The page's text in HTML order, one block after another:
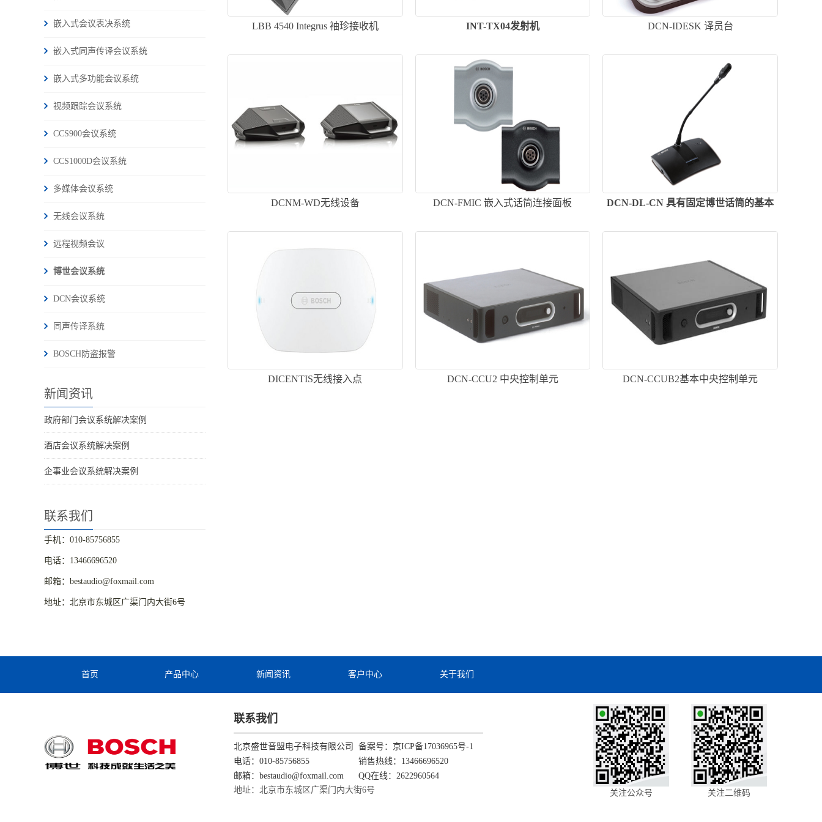
嵌入式会议表决系统
嵌入式同声传译会议系统
嵌入式多功能会议系统
视频跟踪会议系统
CCS900会议系统
CCS1000D会议系统
多媒体会议系统
无线会议系统
远程视频会议
博世会议系统
DCN会议系统
同声传译系统
BOSCH防盗报警
新闻资讯
政府部门会议系统解决案例
酒店会议系统解决案例
企事业会议系统解决案例
联系我们
手机：010-85756855
电话：13466696520
邮箱：bestaudio@foxmail.com
地址：北京市东城区广渠门内大街6号
LBB 4540 Integrus 袖珍接收机 INT-TX04发射机 DCN-IDESK 译员台
DCNM-WD无线设备 DCN-FMIC 嵌入式话筒连接面板
DCN-DL-CN 具有固定博世话筒的基本
DICENTIS无线接入点 DCN-CCU2 中央控制单元 DCN-CCUB2基本中央控制单元
首页 产品中心 新闻资讯 客户中心 关于我们
联系我们
北京盛世音盟电子科技有限公司 备案号： 京ICP备17036965号-1
电话：010-85756855
销售热线：13466696520
邮箱：bestaudio@foxmail.com
QQ在线：2622960564
地址：北京市东城区广渠门内大街6号
关注公众号 关注二维码